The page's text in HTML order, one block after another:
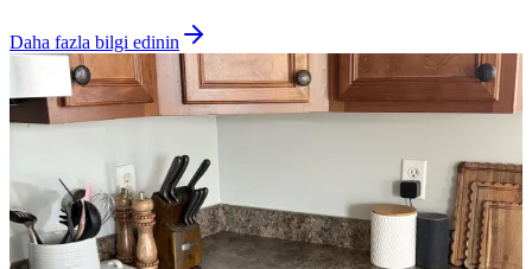
Daha fazla bilgi edinin